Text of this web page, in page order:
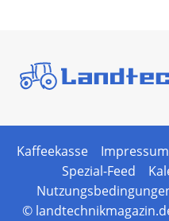
Kaffeekasse Impressum
Spezial-Feed
©